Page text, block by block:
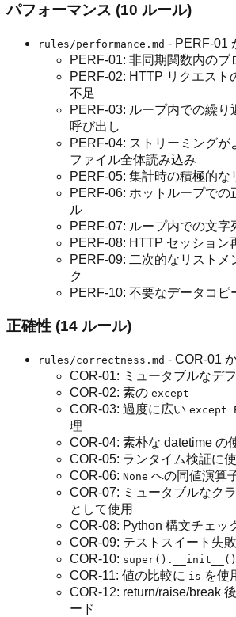
パフォーマンス (10 ルール)
rules/performance.md - PERF-01
PERF-01: 非同期関数内のブ
PERF-02: HTTP リクエスト
不足
PERF-03: ループ内での繰り
呼び出し
PERF-04: ストリーミングが
ファイル全体読み込み
PERF-05: 集計時の積極的な
PERF-06: ホットループでの
ル
PERF-07: ループ内での文字
PERF-08: HTTP セッション
PERF-09: 二次的なリストメ
ク
PERF-10: 不要なデータコピ
正確性 (14 ルール)
rules/correctness.md - COR-01
COR-01: ミュータブルなデ
COR-02: 素の except
COR-03: 過度に広い except
理
COR-04: 素朴な datetime の
COR-05: ランタイム検証に
COR-06: None への同値演算
COR-07: ミュータブルなク
として使用
COR-08: Python 構文チェッ
COR-09: テストスイート失敗
COR-10: super().__init__()
COR-11: 値の比較に is を使
COR-12: return/raise/break
ード